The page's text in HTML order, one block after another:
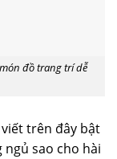
đồ trang trí dễ
trên đây bật
sao cho hài